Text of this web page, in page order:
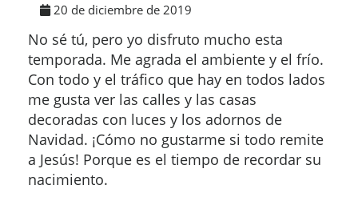
20 de diciembre de 2019
No sé tú, pero yo disfruto mucho esta
temporada. Me agrada el ambiente y el frío.
Con todo y el tráfico que hay en todos lados
me gusta ver las calles y las casas
decoradas con luces y los adornos de
Navidad. ¡Cómo no gustarme si todo remite
a Jesús! Porque es el tiempo de recordar su
nacimiento.